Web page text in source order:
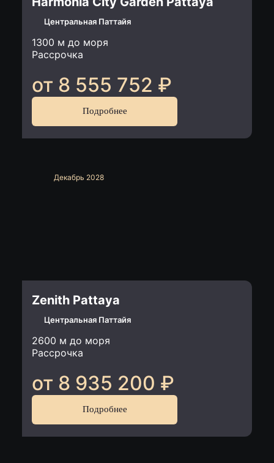
Центральная Паттайя
1300 м до моря
Рассрочка
от 8 555 752 ₽
Подробнее
Декабрь 2028
Zenith Pattaya
Центральная Паттайя
2600 м до моря
Рассрочка
от 8 935 200 ₽
Подробнее